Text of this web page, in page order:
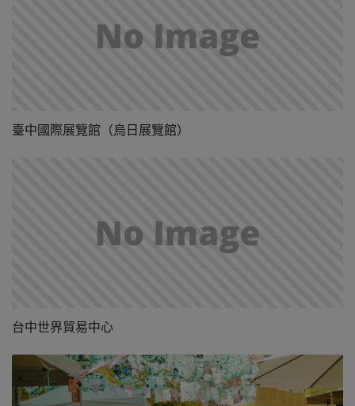
臺中國際展覽館（烏日展覽館）
台中世界貿易中心